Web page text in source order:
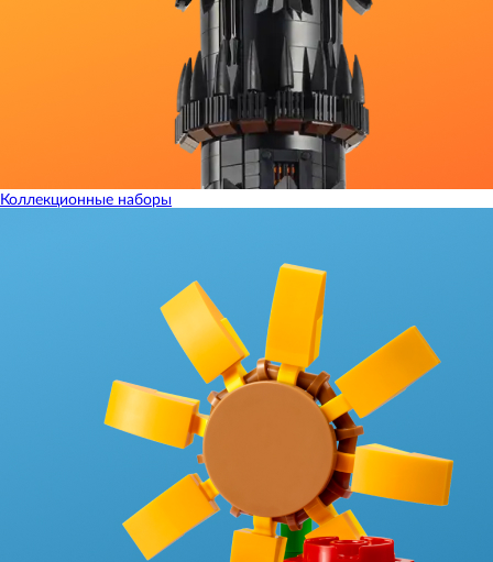
Коллекционные наборы